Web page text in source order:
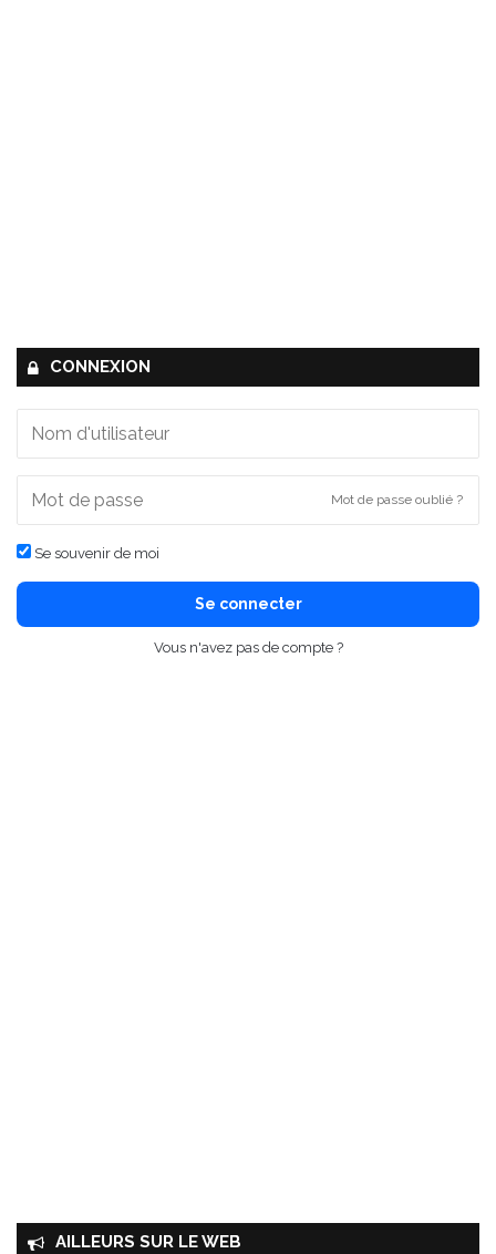
CONNEXION
Mot de passe oublié ?
Se souvenir de moi
Se connecter
Vous n'avez pas de compte ?
AILLEURS SUR LE WEB